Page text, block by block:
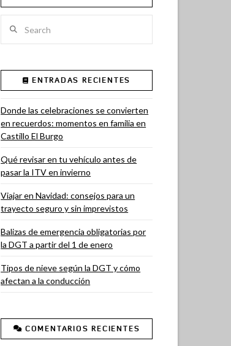
ENTRADAS RECIENTES
Donde las celebraciones se convierten
en recuerdos: momentos en familia en
Castillo El Burgo
Qué revisar en tu vehículo antes de
pasar la ITV en invierno
Viajar en Navidad: consejos para un
trayecto seguro y sin imprevistos
Balizas de emergencia obligatorias por
la DGT a partir del 1 de enero
Tipos de nieve según la DGT y cómo
afectan a la conducción
COMENTARIOS RECIENTES